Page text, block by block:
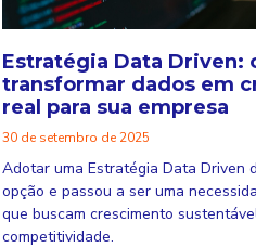
Estratégia Data Driven:
transformar dados em
real para sua empresa
30 de setembro de 2025
Adotar uma Estratégia Data Driven
opção e passou a ser uma
que buscam crescimento
competitividade.